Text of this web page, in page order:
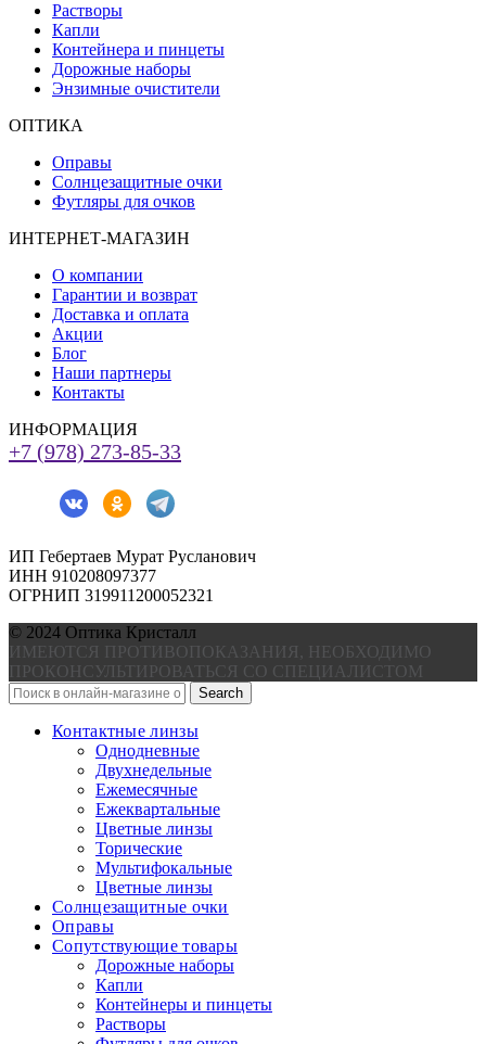
Растворы
Капли
Контейнера и пинцеты
Дорожные наборы
Энзимные очистители
ОПТИКА
Оправы
Солнцезащитные очки
Футляры для очков
ИНТЕРНЕТ-МАГАЗИН
О компании
Гарантии и возврат
Доставка и оплата
Акции
Блог
Наши партнеры
Контакты
ИНФОРМАЦИЯ
+7 (978) 273-85-33
ИП Гебертаев Мурат Русланович
ИНН 910208097377
ОГРНИП 319911200052321
© 2024 Оптика Кристалл
ИМЕЮТСЯ ПРОТИВОПОКАЗАНИЯ, НЕОБХОДИМО
ПРОКОНСУЛЬТИРОВАТЬСЯ СО СПЕЦИАЛИСТОМ
Search
Контактные линзы
Однодневные
Двухнедельные
Ежемесячные
Ежеквартальные
Цветные линзы
Торические
Мультифокальные
Цветные линзы
Солнцезащитные очки
Оправы
Сопутствующие товары
Дорожные наборы
Капли
Контейнеры и пинцеты
Растворы